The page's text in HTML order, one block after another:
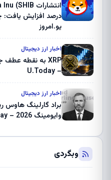
درصد افزایش
یو.امروز
اخبار ارز دیجیتال
– U.Today
اخبار ارز دیجیتال
براد گارلینگ هاوس
وایومینگ 2026 – U.Today
وبگردی